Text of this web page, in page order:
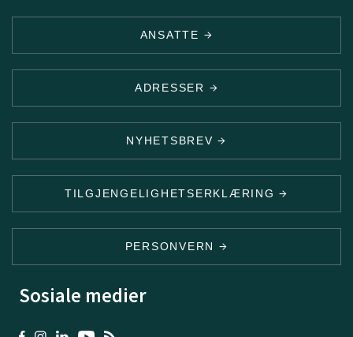
ANSATTE
ADRESSER
NYHETSBREV
TILGJENGELIGHETSERKLÆRING
PERSONVERN
Sosiale medier